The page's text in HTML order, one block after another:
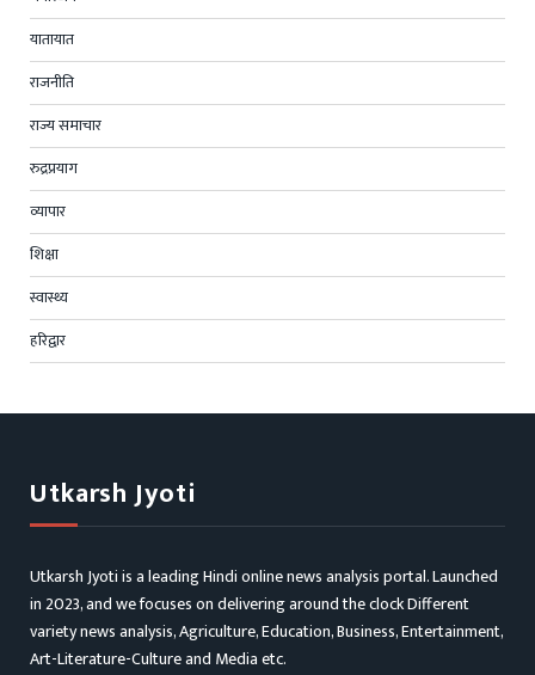
यातायात
राजनीति
राज्य समाचार
रुद्रप्रयाग
व्यापार
शिक्षा
स्वास्थ्य
हरिद्वार
Utkarsh Jyoti
Utkarsh Jyoti is a leading Hindi online news analysis portal. Launched
in 2023, and we focuses on delivering around the clock Different
variety news analysis, Agriculture, Education, Business, Entertainment,
Art-Literature-Culture and Media etc.